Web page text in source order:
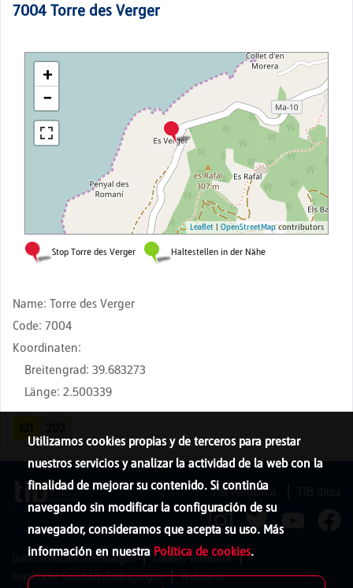
7004 Torre des Verger
Name: Torre des Verger
Code: 7004
Koordinaten:
Breitengrad: 39.683273
Länge: 2.500339
Utilizamos cookies propias y de terceros para prestar
nuestros servicios y analizar la actividad de la web con la
finalidad de mejorar su contenido. Si continúa
navegando sin modificar la configuración de su
navegador, consideramos que acepta su uso. Más
información en nuestra Política de cookies.
TIB Menorca
Datenschutzbestimmungen
Cookies-Richtlinie
Rechtliche Geschäftsbedingungen
Webkarte